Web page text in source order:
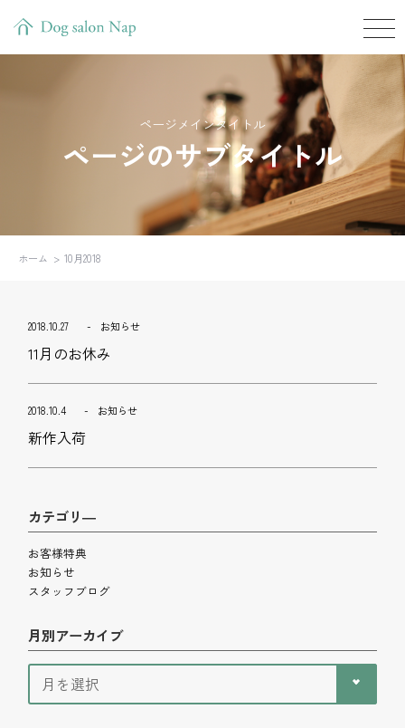
ページメインタイトル
ページのサブタイトル
ホーム 10月2018
2018.10.27 お知らせ
11月のお休み
2018.10.4 お知らせ
新作入荷
カテゴリ―
お客様特典
お知らせ
スタッフブログ
月別アーカイブ